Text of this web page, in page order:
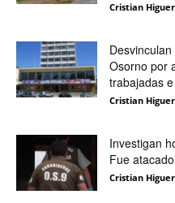
Cristian
Osorno por
trabajadas
Cristian
Investigan
Fue
Cristian